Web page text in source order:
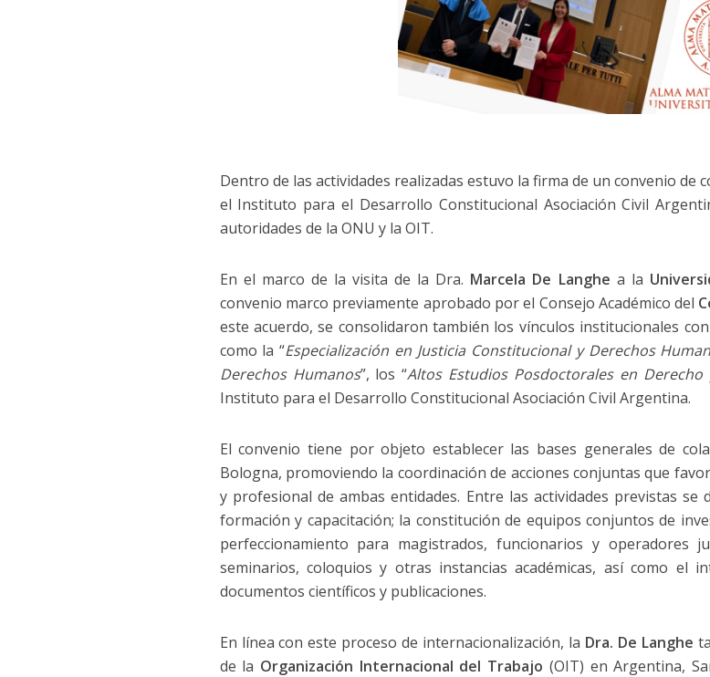
Dentro de las actividades realizadas estuvo la firma de un convenio de
el Instituto para el Desarrollo Constitucional Asociación Civil
autoridades de la ONU y la OIT.
En el marco de la visita de la Dra. Marcela De Langhe a la
convenio marco previamente aprobado por el Consejo Académico del
este acuerdo, se consolidaron también los vínculos institucionales
como la “Especialización en Justicia Constitucional y Derechos
Derechos Humanos”, los “Altos Estudios Posdoctorales en
Instituto para el Desarrollo Constitucional Asociación Civil Argentina.
El convenio tiene por objeto establecer las bases generales de
Bologna, promoviendo la coordinación de acciones conjuntas que
y profesional de ambas entidades. Entre las actividades previstas se
formación y capacitación; la constitución de equipos conjuntos de
perfeccionamiento para magistrados, funcionarios y operadores
seminarios, coloquios y otras instancias académicas, así como el
documentos científicos y publicaciones.
En línea con este proceso de internacionalización, la Dra. De Langhe
de la Organización Internacional del Trabajo (OIT) en Argentina,